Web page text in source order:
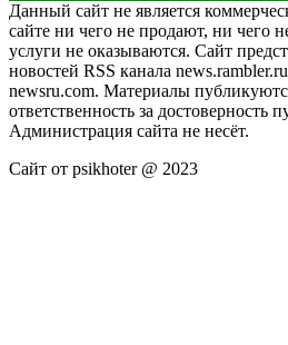
Данный сайт не является
сайте ни чего не продают, ни чего
услуги не оказываются. Сайт
новостей RSS канала
newsru.com. Материалы
ответственность за достоверность
Администрация сайта не несёт.
Сайт от psikhoter @ 2023